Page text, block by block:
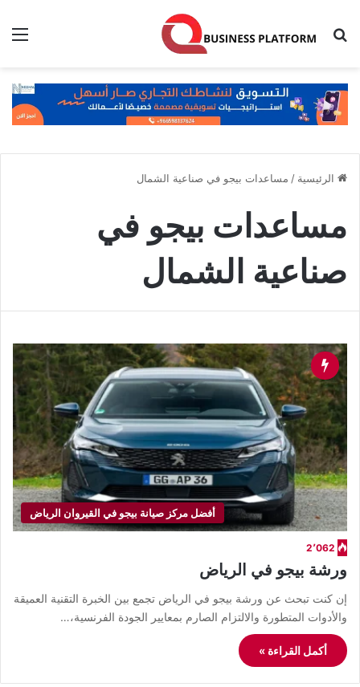
بحث عن
الرئيسية / مساعدات بيجو في صناعية الشمال
مساعدات بيجو في
صناعية الشمال
أفضل مركز صيانة بيجو في القيروان الرياض
2٬062
ورشة بيجو في الرياض
إن كنت تبحث عن ورشة بيجو في الرياض تجمع بين الخبرة التقنية العميقة
والأدوات المتطورة والالتزام الصارم بمعايير الجودة الفرنسية،…
أكمل القراءة »